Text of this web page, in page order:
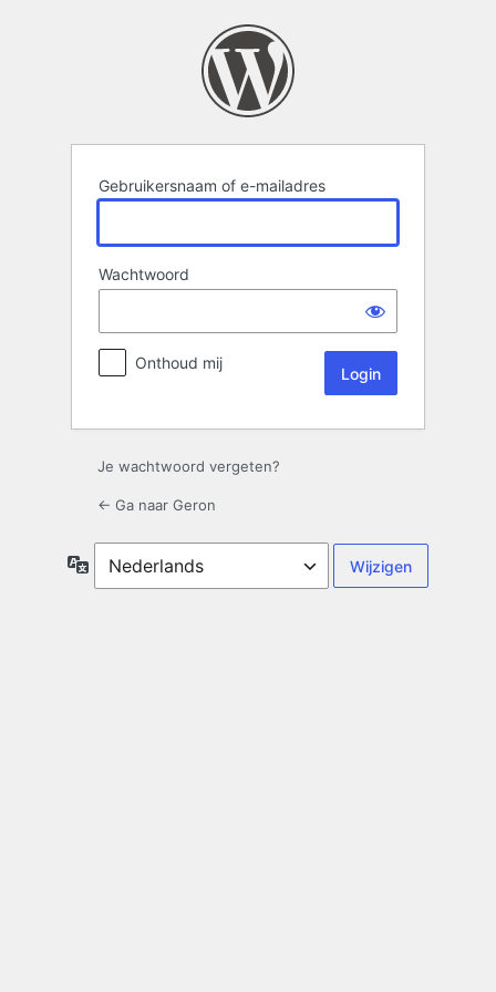
Gebruikersnaam of e-mailadres
Wachtwoord
Onthoud mij
Je wachtwoord vergeten?
← Ga naar Geron
Taal